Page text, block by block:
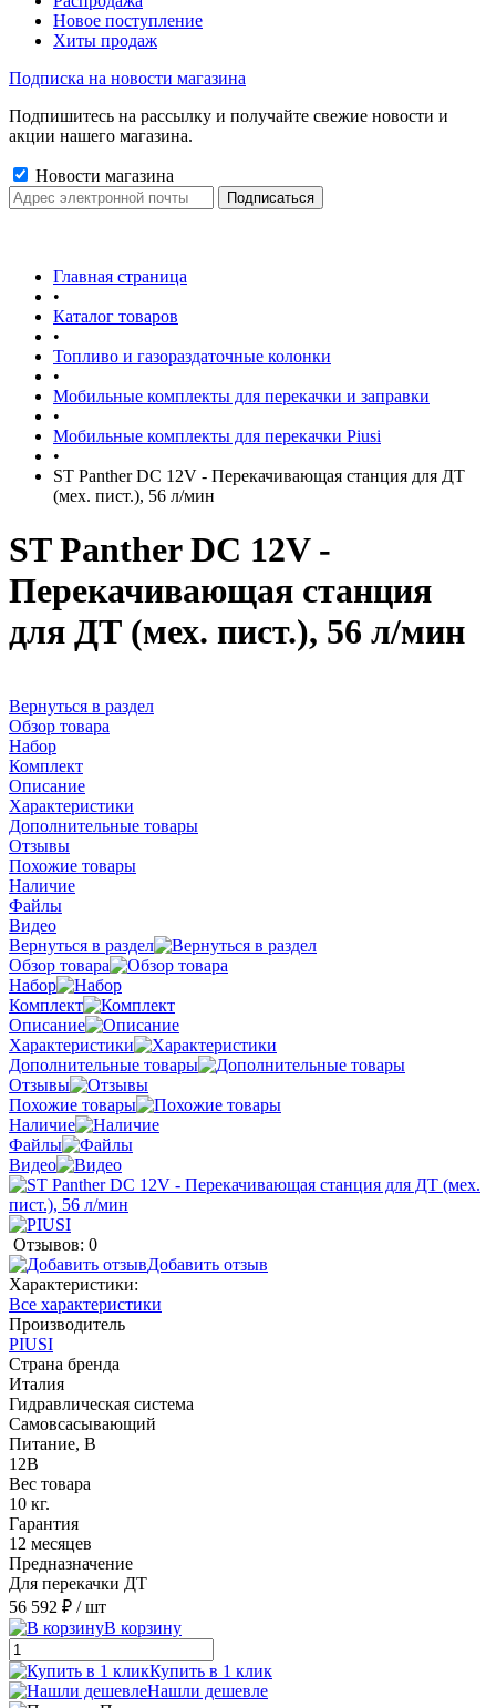
Новое поступление
Хиты продаж
Подписка на новости магазина
Подпишитесь на рассылку и получайте свежие новости и
акции нашего магазина.
Новости магазина
Главная страница
•
Каталог товаров
•
Топливо и газораздаточные колонки
•
Мобильные комплекты для перекачки и заправки
•
Мобильные комплекты для перекачки Piusi
•
ST Panther DC 12V - Перекачивающая станция для ДТ
(мех. пист.), 56 л/мин
ST Panther DC 12V -
Перекачивающая станция
для ДТ (мех. пист.), 56 л/мин
Вернуться в раздел
Обзор товара
Набор
Комплект
Описание
Характеристики
Дополнительные товары
Отзывы
Похожие товары
Наличие
Файлы
Видео
Вернуться в раздел
Обзор товара
Набор
Комплект
Описание
Характеристики
Дополнительные товары
Отзывы
Похожие товары
Наличие
Файлы
Видео
Отзывов: 0
Добавить отзыв
Характеристики:
Все характеристики
Производитель
PIUSI
Страна бренда
Италия
Гидравлическая система
Cамовсасывающий
Питание, В
12В
Вес товара
10 кг.
Гарантия
12 месяцев
Предназначение
Для перекачки ДТ
56 592 ₽ / шт
В корзину
Купить в 1 клик
Нашли дешевле